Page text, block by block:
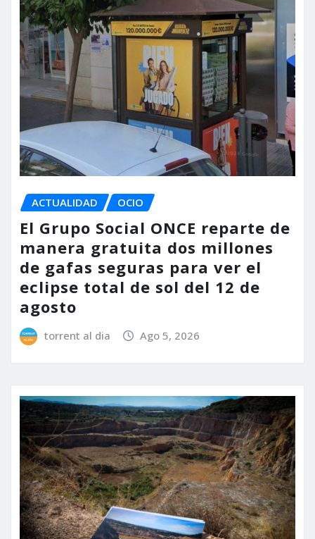
ACTUALIDAD OCIO
El Grupo Social ONCE reparte de
manera gratuita dos millones
de gafas seguras para ver el
eclipse total de sol del 12 de
agosto
torrent al dia Ago 5, 2026